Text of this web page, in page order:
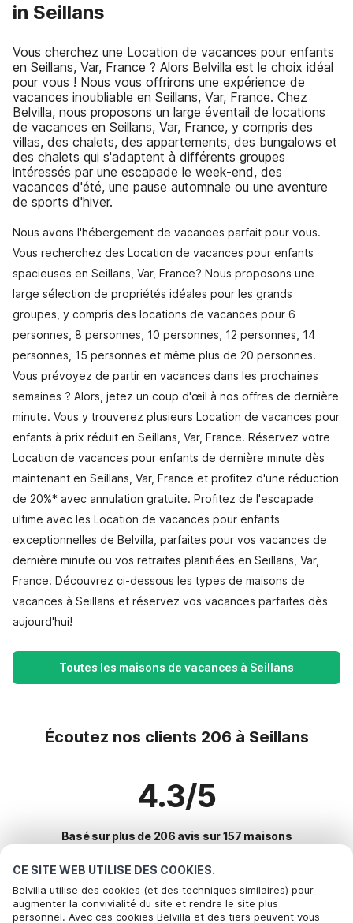
CE SITE WEB UTILISE DES COOKIES.
Belvilla utilise des cookies (et des techniques similaires) pour
augmenter la convivialité du site et rendre le site plus
personnel. Avec ces cookies Belvilla et des tiers peuvent vous
in Seillans
Vous cherchez une Location de vacances pour enfants
en Seillans, Var, France ? Alors Belvilla est le choix idéal
pour vous ! Nous vous offrirons une expérience de
vacances inoubliable en Seillans, Var, France. Chez
Belvilla, nous proposons un large éventail de locations
de vacances en Seillans, Var, France, y compris des
villas, des chalets, des appartements, des bungalows et
des chalets qui s'adaptent à différents groupes
intéressés par une escapade le week-end, des
vacances d'été, une pause automnale ou une aventure
de sports d'hiver.
Nous avons l'hébergement de vacances parfait pour vous.
Vous recherchez des Location de vacances pour enfants
spacieuses en Seillans, Var, France? Nous proposons une
large sélection de propriétés idéales pour les grands
groupes, y compris des locations de vacances pour 6
personnes, 8 personnes, 10 personnes, 12 personnes, 14
personnes, 15 personnes et même plus de 20 personnes.
Vous prévoyez de partir en vacances dans les prochaines
semaines ? Alors, jetez un coup d'œil à nos offres de dernière
minute. Vous y trouverez plusieurs Location de vacances pour
enfants à prix réduit en Seillans, Var, France. Réservez votre
Location de vacances pour enfants de dernière minute dès
maintenant en Seillans, Var, France et profitez d'une réduction
de 20%* avec annulation gratuite. Profitez de l'escapade
ultime avec les Location de vacances pour enfants
exceptionnelles de Belvilla, parfaites pour vos vacances de
dernière minute ou vos retraites planifiées en Seillans, Var,
France. Découvrez ci-dessous les types de maisons de
vacances à Seillans et réservez vos vacances parfaites dès
aujourd'hui!
Toutes les maisons de vacances à Seillans
Écoutez nos clients 206 à Seillans
4.3/5
Basé sur plus de 206 avis sur 157 maisons
Destinations les plus populaires pour les